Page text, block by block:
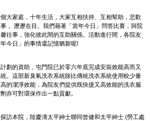
大家庭，十年生活，大家互相扶持、互相幫助，悲歡
， 瀝瀝在目。我們藉著「當年今日」問答比賽，與院
往事，強化彼此間的互助關係。活動進行間，各院友
今日」的事情還記憶猶新呢!
劃的資助，屯門院已於零六年底完成安裝效能高而又
。這部新臭氧洗衣系統除比傳統洗衣系統使用較少量
的潔淨效能，為院友們提供既快捷又高效能的洗衣服
亦可對環保作出一點貢獻。
訪本院，陸慶濤太平紳士聯同曾健和太平紳士 (勞工處